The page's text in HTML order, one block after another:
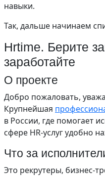
навыки.
Так, дальше начинаем
Hrtime. Берите
заработайте
О проекте
Добро пожаловать,
Крупнейшая
в России, где помогает
сфере HR-услуг удобно
Что за
Это рекрутеры, бизнес-